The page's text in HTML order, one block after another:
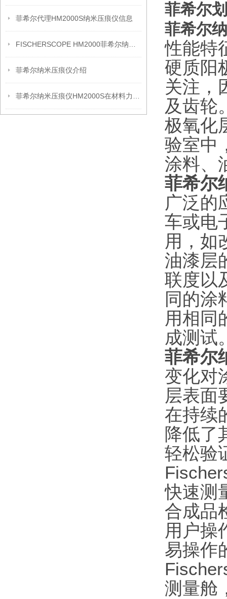
菲希尔代理HM2000S纳米压痕仪信息
菲希尔纳米压痕仪介绍
菲希尔
菲希尔
性能特
硬质阳
关注，
及齿轮
极氧化
验室中
涂料、
菲希尔
广泛的
车或电
用，如
油漆层
联度以
同的涂
用相同
成测试
菲希尔
变化对
层表面
在持续
降低了
轻松验
快速测
合成品
用户操
易操作
测量舱